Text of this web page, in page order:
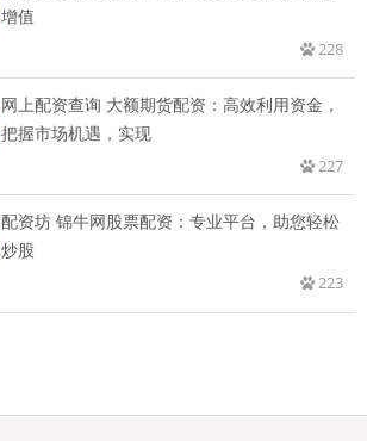
增值
228
网上配资查询 大额期货配资：高效利用资金，
把握市场机遇，实现
227
配资坊 锦牛网股票配资：专业平台，助您轻松
炒股
223